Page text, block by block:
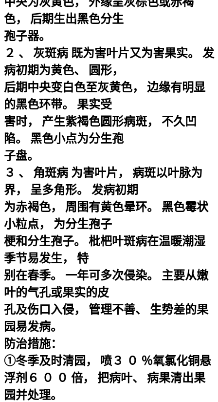
色， 后期生出黑色分生
孢子器。
２ 、 灰斑病 既为害叶片又为害果实。 发
病初期为黄色、 圆形，
后期中央变白色至灰黄色， 边缘有明显
的黑色环带。 果实受
害时， 产生紫褐色圆形病斑， 不久凹
陷。 黑色小点为分生孢
子盘。
３ 、 角斑病 为害叶片， 病斑以叶脉为
界， 呈多角形。 发病初期
为赤褐色， 周围有黄色晕环。 黑色霉状
小粒点， 为分生孢子
梗和分生孢子。 枇杷叶斑病在温暖潮湿
季节易发生， 特
别在春季。 一年可多次侵染。 主要从嫩
叶的气孔或果实的皮
孔及伤口入侵， 管理不善、 生势差的果
园易发病。
防治措施：
①冬季及时清园， 喷３ ０ ％氧氯化铜悬
浮剂６ ０ ０ 倍， 把病叶、 病果清出果
园并处理。